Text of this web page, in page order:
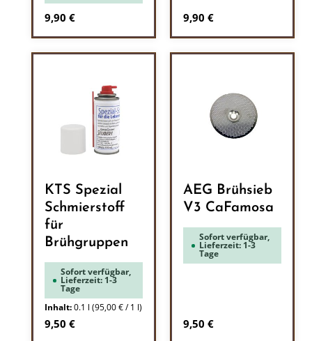
Regulärer Preis:
9,90 € Regulärer Preis:
9,90 €
KTS Spezial
Schmierstoff
für
Brühgruppen
Sofort verfügbar,
Lieferzeit: 1-3
Tage
Inhalt:0.1 l (95,00 € / 1 l)
Regulärer Preis:
9,50 €
AEG Brühsieb
V3 CaFamosa
Sofort verfügbar,
Lieferzeit: 1-3
Tage
Regulärer Preis:
9,50 €